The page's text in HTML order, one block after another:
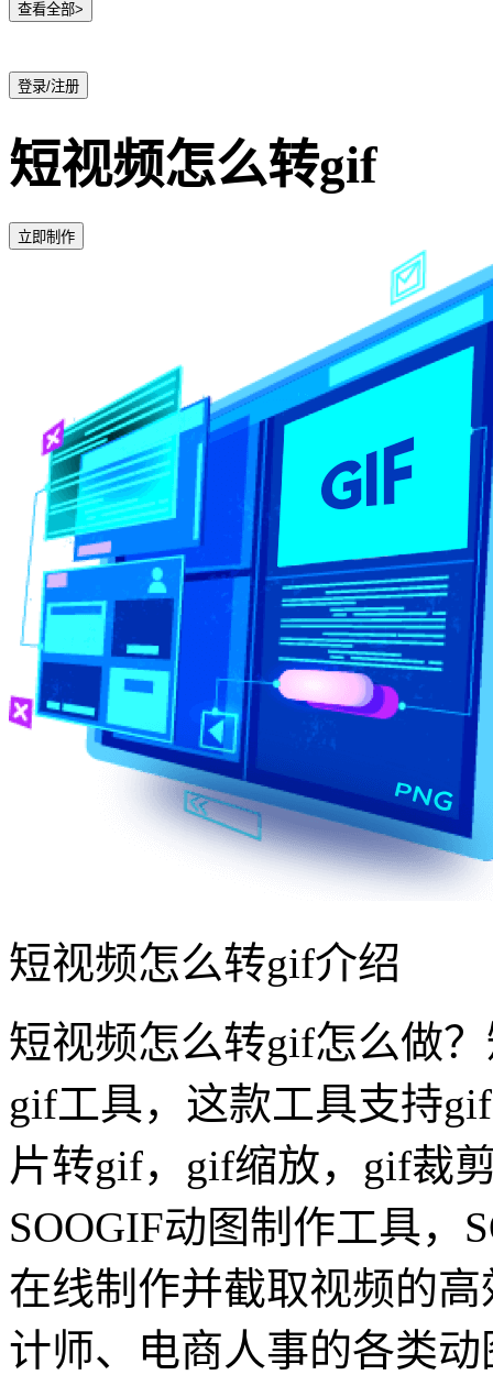
查看全部>
登录/注册
短视频怎么转gif
立即制作
短视频怎么转gif介绍
短视频怎么转gif怎么做
gif工具，这款工具支持
片转gif，gif缩放，gif裁
SOOGIF动图制作工具，
在线制作并截取视频的
计师、电商人事的各类